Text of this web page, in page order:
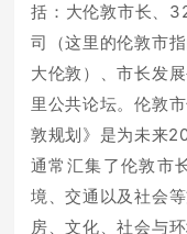
括：大伦敦市长、
司（这里的伦敦市
大伦敦）、市长发
里公共论坛。伦敦
敦规划》是为未来
通常汇集了伦敦市
境、交通以及社会
房、文化、社会与